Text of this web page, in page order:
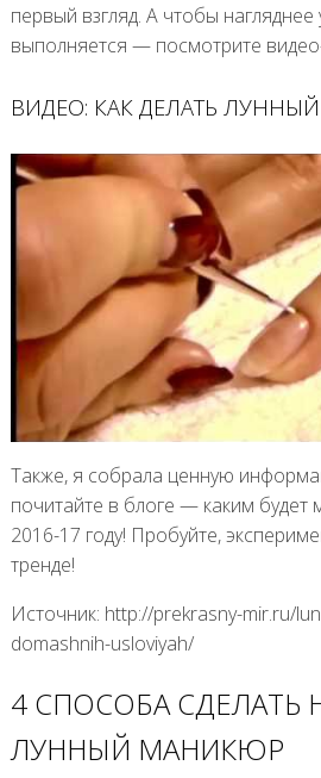
первый взгляд. А чтобы нагляднее
выполняется — посмотрите
ВИДЕО: КАК ДЕЛАТЬ
Также, я собрала ценную
почитайте в блоге — каким
2016-17 году! Пробуйте,
тренде!
Источник: http://prekrasny-mir.ru/
domashnih-usloviyah/
4 СПОСОБА СДЕЛАТЬ
ЛУННЫЙ МАНИКЮР